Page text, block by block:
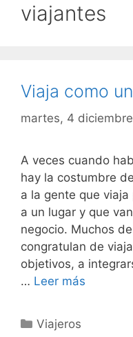
viajantes
Viaja como
martes, 4
A veces cuando
hay la costumbre
a la gente que
a un lugar y que
negocio. Muchos
congratulan de
objetivos, a
… Leer más
Categorías
Viajeros